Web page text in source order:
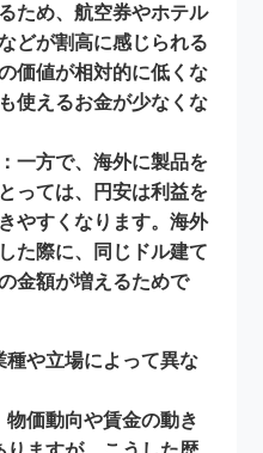
ため、航空券やホテル
どが割高に感じられる
価値が相対的に低くな
使えるお金が少なくな
：一方で、海外に製品を
っては、円安は利益を
やすくなります。海外
た際に、同じドル建て
金額が増えるためで
種や立場によって異な
価動向や賃金の動き